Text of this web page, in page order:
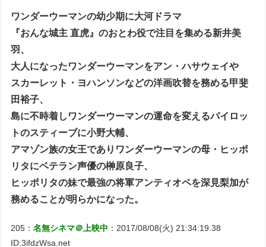
ワンダーウーマンの幼少期に大河ドラマ
『おんな城主 直虎』のおとわ役で注目を集める新井美
羽、
大人になったワンダーウーマンをアン・ハサウェイや
スカーレット・ヨハンソンなどの洋画吹替を務める甲斐
田裕子、
島に不時着しワンダーウーマンの運命を変えるパイロッ
トのスティーブに小野大輔、
アマゾン族の女王でありワンダーウーマンの母・ヒッポ
リタにベテラン声優の榊原良子、
ヒッポリタの妹で最強の将軍アンティオペを深見梨加が
務めることが明らかになった。
205：名無シネマ＠上映中 ：2017/08/08(火) 21:34:19.38
ID:3ifdzWsa.net